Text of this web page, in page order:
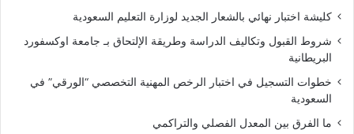
كليشة اختبار نهائي بالشعار الجديد لوزارة التعليم السعودية
شروط القبول وتكاليف الدراسة وطريقة الإلتحاق بـ جامعة اوكسفورد
البريطانية
خطوات التسجيل في اختبار الرخص المهنية التخصصي “الورقي” في
السعودية
ما الفرق بين المعدل الفصلي والتراكمي